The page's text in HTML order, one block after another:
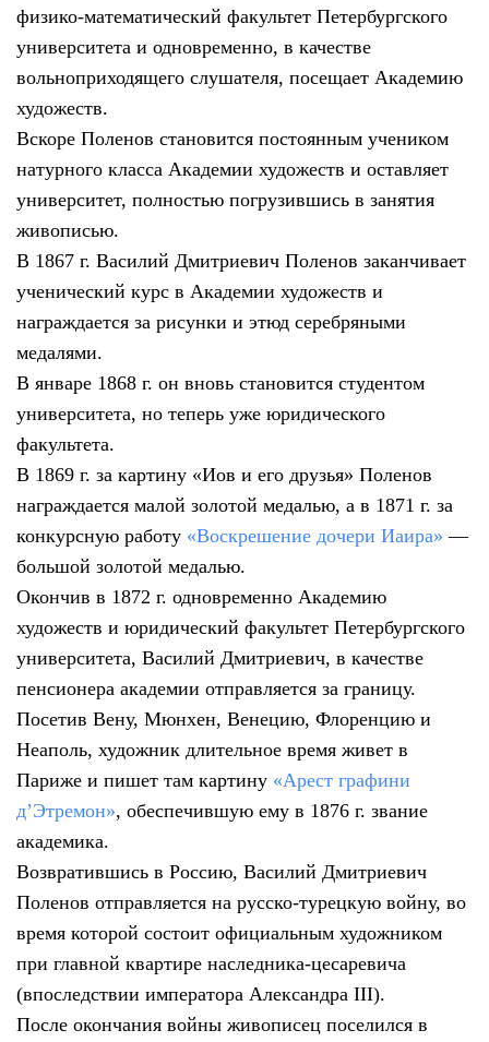
физико-математический факультет Петербургского
университета и одновременно, в качестве
вольноприходящего слушателя, посещает Академию
художеств.
Вскоре Поленов становится постоянным учеником
натурного класса Академии художеств и оставляет
университет, полностью погрузившись в занятия
живописью.
В 1867 г. Василий Дмитриевич Поленов заканчивает
ученический курс в Академии художеств и
награждается за рисунки и этюд серебряными
медалями.
В январе 1868 г. он вновь становится студентом
университета, но теперь уже юридического
факультета.
В 1869 г. за картину «Иов и его друзья» Поленов
награждается малой золотой медалью, а в 1871 г. за
конкурсную работу «Воскрешение дочери Иаира» —
большой золотой медалью.
Окончив в 1872 г. одновременно Академию
художеств и юридический факультет Петербургского
университета, Василий Дмитриевич, в качестве
пенсионера академии отправляется за границу.
Посетив Вену, Мюнхен, Венецию, Флоренцию и
Неаполь, художник длительное время живет в
Париже и пишет там картину «Арест графини
д’Этремон», обеспечившую ему в 1876 г. звание
академика.
Возвратившись в Россию, Василий Дмитриевич
Поленов отправляется на русско-турецкую войну, во
время которой состоит официальным художником
при главной квартире наследника-цесаревича
(впоследствии императора Александра III).
После окончания войны живописец поселился в